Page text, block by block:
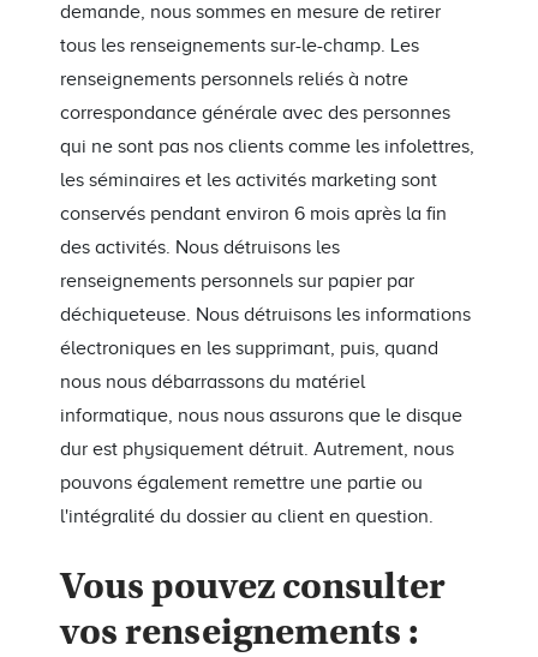
demande, nous sommes en mesure de retirer
tous les renseignements sur-le-champ. Les
renseignements personnels reliés à notre
correspondance générale avec des personnes
qui ne sont pas nos clients comme les infolettres,
les séminaires et les activités marketing sont
conservés pendant environ 6 mois après la fin
des activités. Nous détruisons les
renseignements personnels sur papier par
déchiqueteuse. Nous détruisons les informations
électroniques en les supprimant, puis, quand
nous nous débarrassons du matériel
informatique, nous nous assurons que le disque
dur est physiquement détruit. Autrement, nous
pouvons également remettre une partie ou
l'intégralité du dossier au client en question.
Vous pouvez consulter
vos renseignements :